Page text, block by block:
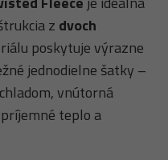
z dvoch
poskytuje výrazne
jednodielne šatky –
vnútorná
teplo a